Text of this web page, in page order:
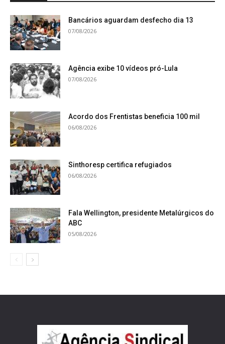
Bancários aguardam desfecho dia 13
07/08/2026
Agência exibe 10 vídeos pró-Lula
07/08/2026
Acordo dos Frentistas beneficia 100 mil
06/08/2026
Sinthoresp certifica refugiados
06/08/2026
Fala Wellington, presidente Metalúrgicos do
ABC
05/08/2026